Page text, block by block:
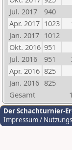
Jul. 2017
940
Apr. 2017 1023
Jan. 2017 1012
Okt. 2016 951
Jul. 2016
951
Apr. 2016 825
Jan. 2016 825
Gesamt
Der Schachturnier-
Impressum /